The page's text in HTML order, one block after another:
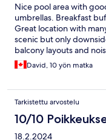
Nice pool area with
umbrellas. Breakfast
Great location with
scenic but only
balcony layouts and
David, 10 yön matka
Tarkistettu arvostelu
10/10
18.2.2024